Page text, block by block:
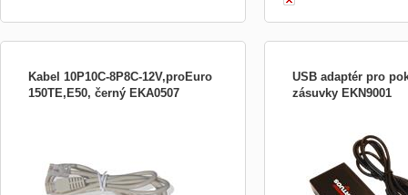
Kabel 10P10C-8P8C-12V,proEuro
150TE,E50, černý EKA0507
RJ-48 - konektor 2 (pro připojení do
pokladny Euro 150TE, E50 a EFOx):
8P8C, RJ-45 - délka: 1100mm...
USB adaptér pro
zásuvky EKN9001
zásuvek k POS
nevyžaduje další externí
Umožňuje zásuvku
zjišťovat její stav. Nově,
čipové sadě Profilic, není
verzích OS Windows